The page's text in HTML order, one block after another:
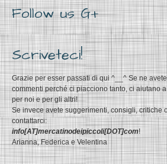
Follow us G+
Scriveteci!
Grazie per esser passati di qui ^__^ Se ne
commenti perché ci piacciono tanto, ci aiutano
per noi e per gli altri!
Se invece avete suggerimenti, consigli, critiche
contattarci:
info[AT]mercatinodeipiccoli[DOT]com!
Arianna, Federica e Velentina